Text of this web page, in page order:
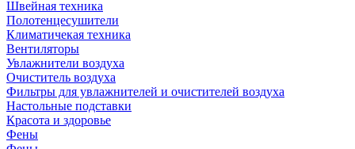
Швейная техника
Полотенцесушители
Климатичекая техника
Вентиляторы
Увлажнители воздуха
Очиститель воздуха
Фильтры для увлажнителей и очистителей воздуха
Настольные подставки
Красота и здоровье
Фены